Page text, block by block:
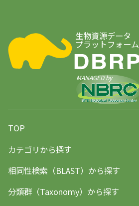
生物資源データ
プラットフォーム
MANAGED by
TOP
カテゴリから探す
相同性検索（BLAST）から探す
分類群（Taxonomy）から探す